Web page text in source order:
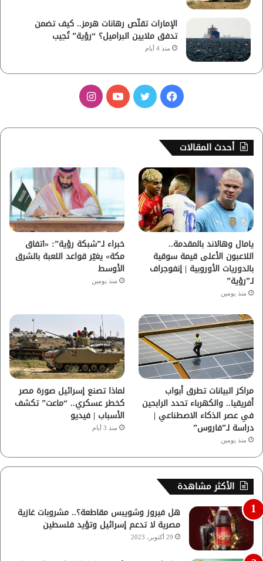
الإمارات تقلّص رهانات هرمز.. كيف تضمن
تدفق ملايين البراميل؟ “رؤية” تُجيب
منذ 4 أيام
س
ب
و
ك
ي
ب
ت
ق
ر
ا
م
أحدث المقالات
يامال وهالاند بالمقدمة..
اللاعبون الأعلى قيمة سوقية
بالدوريات الأوروبية | إنفوجراف
لـ”رؤية”
منذ يومين
خبراء لـ”شبكة رؤية”: «اتفاق
مكة» يغيّر قواعد اللعبة بالشرق
الأوسط
منذ يومين
مراكز البيانات تطرق أبواب
أفريقيا.. والكهرباء تحدد الرابحين
في عصر الذكاء الاصطناعي |
دراسة لـ”فاروس”
منذ يومين
لماذا تصنع إسرائيل صورة مصر
كخطر عسكري.. “ماعت” تكشف
الأسباب | فيديو
منذ 3 أيام
الأكثر مشاهدة
هل فيروز وشويبس مقاطعة؟.. مشروبات غازية
مصرية لا تدعم إسرائيل وتؤيد فلسطين
29 أكتوبر، 2023